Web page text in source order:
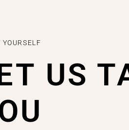
YOURSELF
US